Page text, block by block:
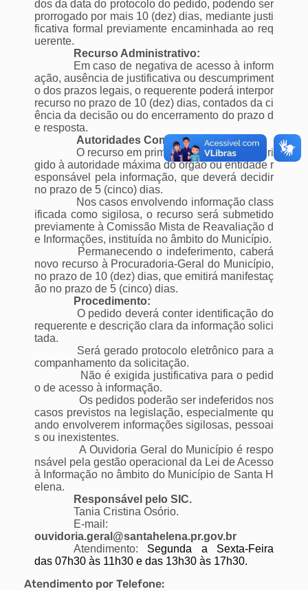
dos da data do protocolo do pedido, podendo ser
prorrogado por mais 10 (dez) dias, mediante justi
ficativa formal previamente encaminhada ao req
uerente.
Recurso Administrativo:
Em caso de negativa de acesso à inform
ação, ausência de justificativa ou descumpriment
o dos prazos legais, o requerente poderá interpor
recurso no prazo de 10 (dez) dias, contados da ci
ência da decisão ou do encerramento do prazo d
e resposta.
Autoridades Competentes:
O recurso em primeira instância será diri
gido à autoridade máxima do órgão ou entidade r
esponsável pela informação, que deverá decidir
no prazo de 5 (cinco) dias.
Nos casos envolvendo informação class
ificada como sigilosa, o recurso será submetido
previamente à Comissão Mista de Reavaliação d
e Informações, instituída no âmbito do Município.
Permanecendo o indeferimento, caberá
novo recurso à Procuradoria-Geral do Município,
no prazo de 10 (dez) dias, que emitirá manifestaç
ão no prazo de 5 (cinco) dias.
Procedimento:
O pedido deverá conter identificação do
requerente e descrição clara da informação solici
tada.
Será gerado protocolo eletrônico para a
companhamento da solicitação.
Não é exigida justificativa para o pedid
o de acesso à informação.
Os pedidos poderão ser indeferidos nos
casos previstos na legislação, especialmente qu
ando envolverem informações sigilosas, pessoai
s ou inexistentes.
A Ouvidoria Geral do Município é respo
nsável pela gestão operacional da Lei de Acesso
à Informação no âmbito do Município de Santa H
elena.
Responsável pelo SIC.
Tania Cristina Osório.
E-mail:
ouvidoria.geral@santahelena.pr.gov.br
Atendimento: Segunda a Sexta-Feira
das 07h30 às 11h30 e das 13h30 às 17h30.
Atendimento por Telefone: